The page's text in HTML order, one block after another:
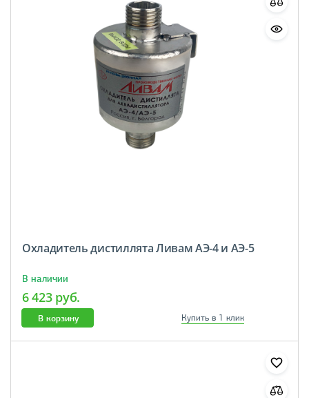
Охладитель дистиллята Ливам АЭ-4 и АЭ-5
В наличии
6 423 руб.
В корзину Купить в 1 клик